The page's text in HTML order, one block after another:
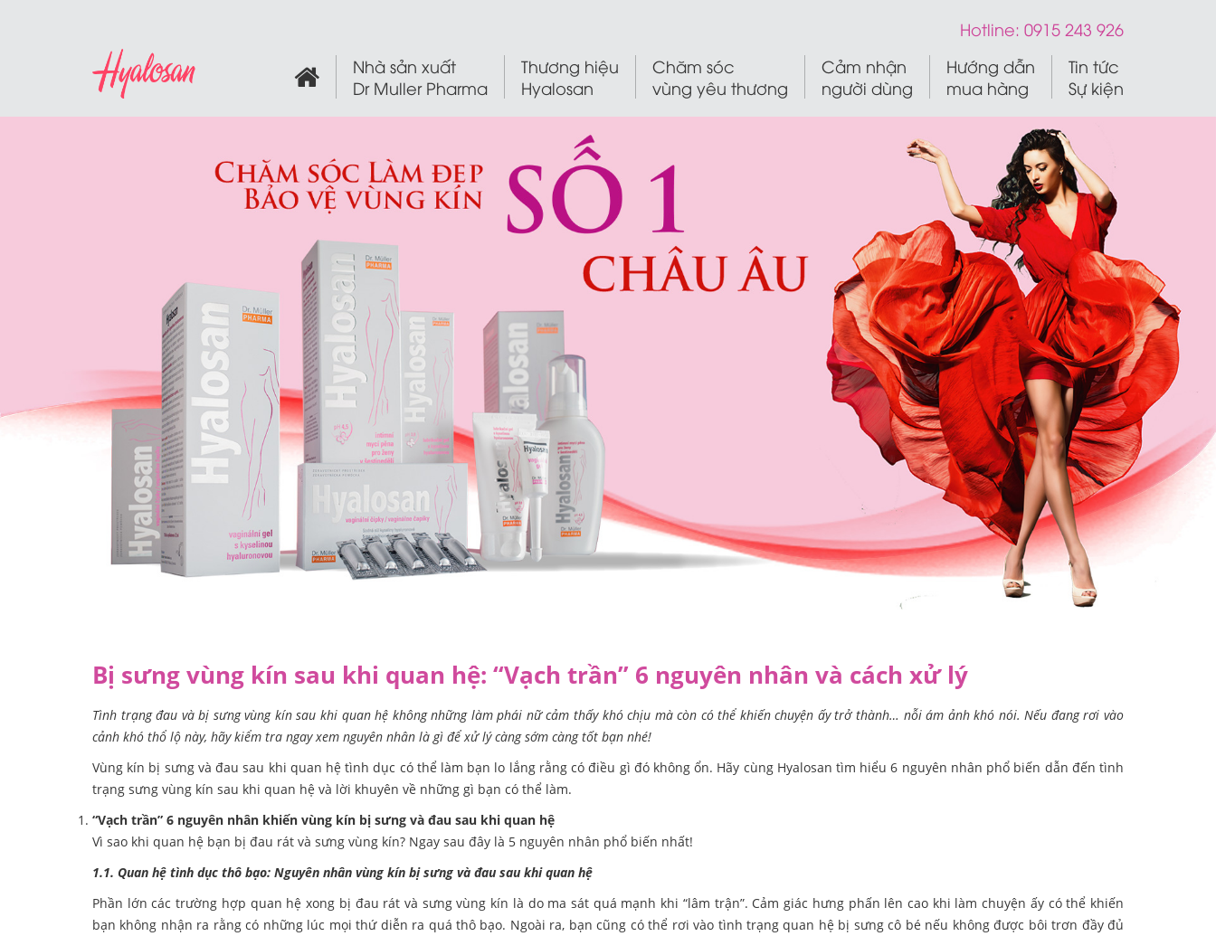
Hotline: 0915 243 926
Nhà sản xuất
Dr Muller Pharma
Thương hiệu
Hyalosan
Chăm sóc
vùng yêu thương
Cảm nhận
người dùng
Hướng dẫn
mua hàng
Tin tức
Sự kiện
Bị sưng vùng kín sau khi quan hệ: “Vạch trần” 6 nguyên nhân và cách xử lý
Tình trạng đau và bị sưng vùng kín sau khi quan hệ không những làm phái nữ cảm thấy khó chịu mà còn có thể khiến chuyện ấy trở thành… nỗi ám ảnh khó nói. Nếu đang rơi vào
cảnh khó thổ lộ này, hãy kiểm tra ngay xem nguyên nhân là gì để xử lý càng sớm càng tốt bạn nhé!
Vùng kín bị sưng và đau sau khi quan hệ tình dục có thể làm bạn lo lắng rằng có điều gì đó không ổn. Hãy cùng Hyalosan tìm hiểu 6 nguyên nhân phổ biến dẫn đến tình
trạng sưng vùng kín sau khi quan hệ và lời khuyên về những gì bạn có thể làm.
“Vạch trần” 6 nguyên nhân khiến vùng kín bị sưng và đau sau khi quan hệ
Vì sao khi quan hệ bạn bị đau rát và sưng vùng kín? Ngay sau đây là 5 nguyên nhân phổ biến nhất!
1.1. Quan hệ tình dục thô bạo: Nguyên nhân vùng kín bị sưng và đau sau khi quan hệ
Phần lớn các trường hợp quan hệ xong bị đau rát và sưng vùng kín là do ma sát quá mạnh khi “lâm trận”. Cảm giác hưng phấn lên cao khi làm chuyện ấy có thể khiến
bạn không nhận ra rằng có những lúc mọi thứ diễn ra quá thô bạo. Ngoài ra, bạn cũng có thể rơi vào tình trạng quan hệ bị sưng cô bé nếu không được bôi trơn đầy đủ